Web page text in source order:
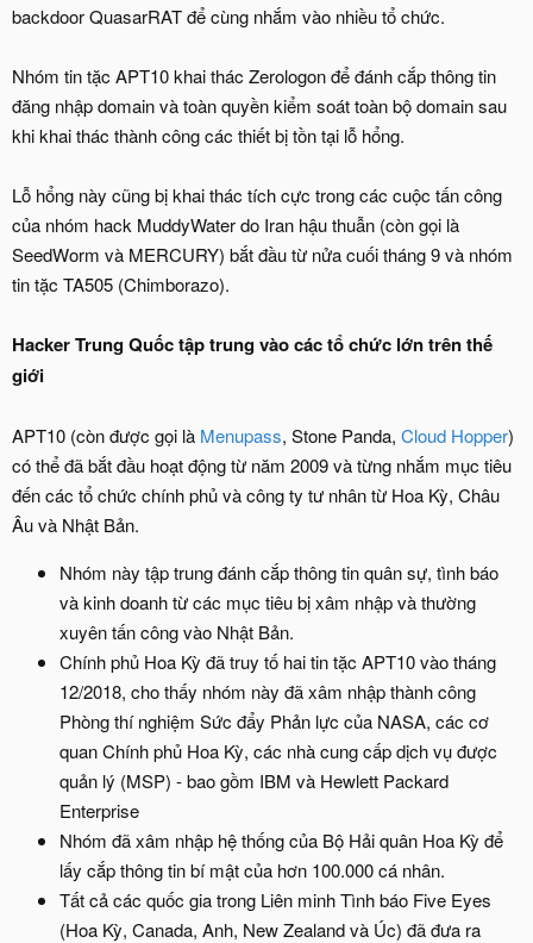
backdoor QuasarRAT để cùng nhắm vào nhiều tổ chức.
Nhóm tin tặc APT10 khai thác Zerologon để đánh cắp thông tin
đăng nhập domain và toàn quyền kiểm soát toàn bộ domain sau
khi khai thác thành công các thiết bị tồn tại lỗ hổng.
Lỗ hổng này cũng bị khai thác tích cực trong các cuộc tấn công
của nhóm hack MuddyWater do Iran hậu thuẫn (còn gọi là
SeedWorm và MERCURY) bắt đầu từ nửa cuối tháng 9 và nhóm
tin tặc TA505 (Chimborazo).
Hacker Trung Quốc tập trung vào các tổ chức lớn trên thế
giới
APT10 (còn được gọi là Menupass, Stone Panda, Cloud Hopper)
có thể đã bắt đầu hoạt động từ năm 2009 và từng nhắm mục tiêu
đến các tổ chức chính phủ và công ty tư nhân từ Hoa Kỳ, Châu
Âu và Nhật Bản.
Nhóm này tập trung đánh cắp thông tin quân sự, tình báo
và kinh doanh từ các mục tiêu bị xâm nhập và thường
xuyên tấn công vào Nhật Bản.
Chính phủ Hoa Kỳ đã truy tố hai tin tặc APT10 vào tháng
12/2018, cho thấy nhóm này đã xâm nhập thành công
Phòng thí nghiệm Sức đẩy Phản lực của NASA, các cơ
quan Chính phủ Hoa Kỳ, các nhà cung cấp dịch vụ được
quản lý (MSP) - bao gồm IBM và Hewlett Packard
Enterprise
Nhóm đã xâm nhập hệ thống của Bộ Hải quân Hoa Kỳ để
lấy cắp thông tin bí mật của hơn 100.000 cá nhân.
Tất cả các quốc gia trong Liên minh Tình báo Five Eyes
(Hoa Kỳ, Canada, Anh, New Zealand và Úc) đã đưa ra